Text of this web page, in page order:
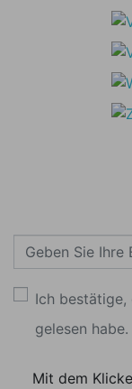
Ich bestätige,
gelesen habe.
Mit dem